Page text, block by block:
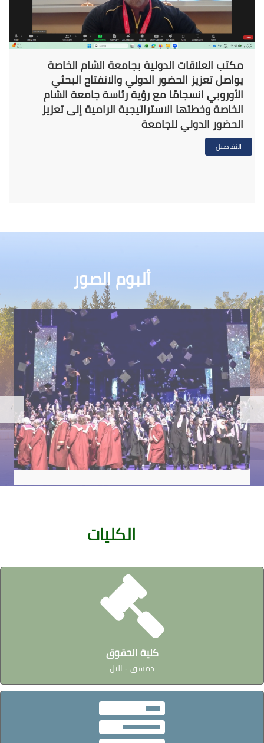
مكتب العلاقات الدولية بجامعة الشام الخاصة
يواصل تعزيز الحضور الدولي والانفتاح البحثي
الأوروبي انسجامًا مع رؤية رئاسة جامعة الشام
الخاصة وخطتها الاستراتيجية الرامية إلى تعزيز
الحضور الدولي للجامعة
التفاصيل
ألبوم الصور
الكليات
كلية الحقوق
دمشق - التل